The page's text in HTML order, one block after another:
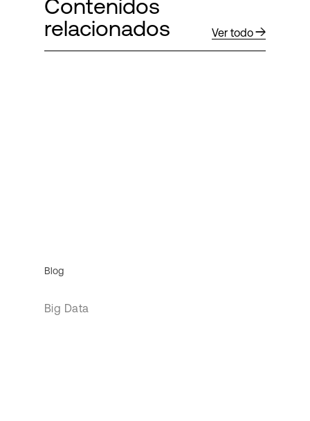
Contenidos
relacionados
Ver todo
Blog
Big Data